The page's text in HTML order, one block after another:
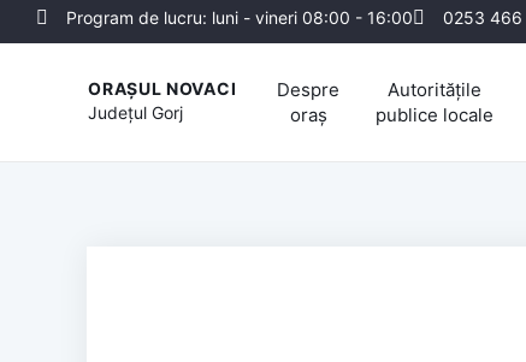
Program de lucru: luni - vineri 08:00 - 16:00 0253 466
ORAȘUL NOVACI
JudețulGorj
Despre
oraș
Autoritățile
publice locale